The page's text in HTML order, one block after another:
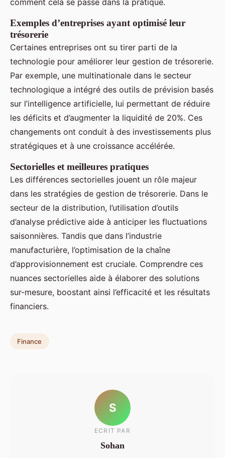
comment cela se passe dans la pratique.
Exemples d’entreprises ayant optimisé leur
trésorerie
Certaines entreprises ont su tirer parti de la
technologie pour améliorer leur gestion de trésorerie.
Par exemple, une multinationale dans le secteur
technologique a intégré des outils de prévision basés
sur l’intelligence artificielle, lui permettant de réduire
les déficits et d’augmenter la liquidité de 20%. Ces
changements ont conduit à des investissements plus
stratégiques et à une croissance accélérée.
Sectorielles et meilleures pratiques
Les différences sectorielles jouent un rôle majeur
dans les stratégies de gestion de trésorerie. Dans le
secteur de la distribution, l’utilisation d’outils
d’analyse prédictive aide à anticiper les fluctuations
saisonnières. Tandis que dans l’industrie
manufacturière, l’optimisation de la chaîne
d’approvisionnement est cruciale. Comprendre ces
nuances sectorielles aide à élaborer des solutions
sur-mesure, boostant ainsi l’efficacité et les résultats
financiers.
Finance
S
ECRIT PAR
Sohan